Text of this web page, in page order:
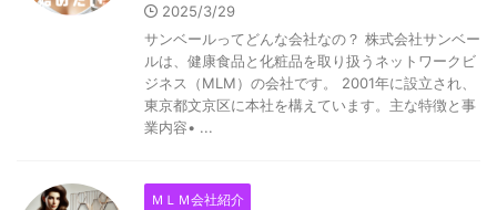
2025/3/29
サンベールってどんな会社なの？ 株式会社サンベー
ルは、健康食品と化粧品を取り扱うネットワークビ
ジネス（MLM）の会社です。 2001年に設立され、
東京都文京区に本社を構えています。主な特徴と事
業内容• ...
ＭＬＭ会社紹介